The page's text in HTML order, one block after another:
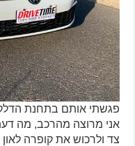
פגשתי אותם בתחנת הדלק
אני מרוצה מהרכב, מה
צד ולרכוש את קופרה